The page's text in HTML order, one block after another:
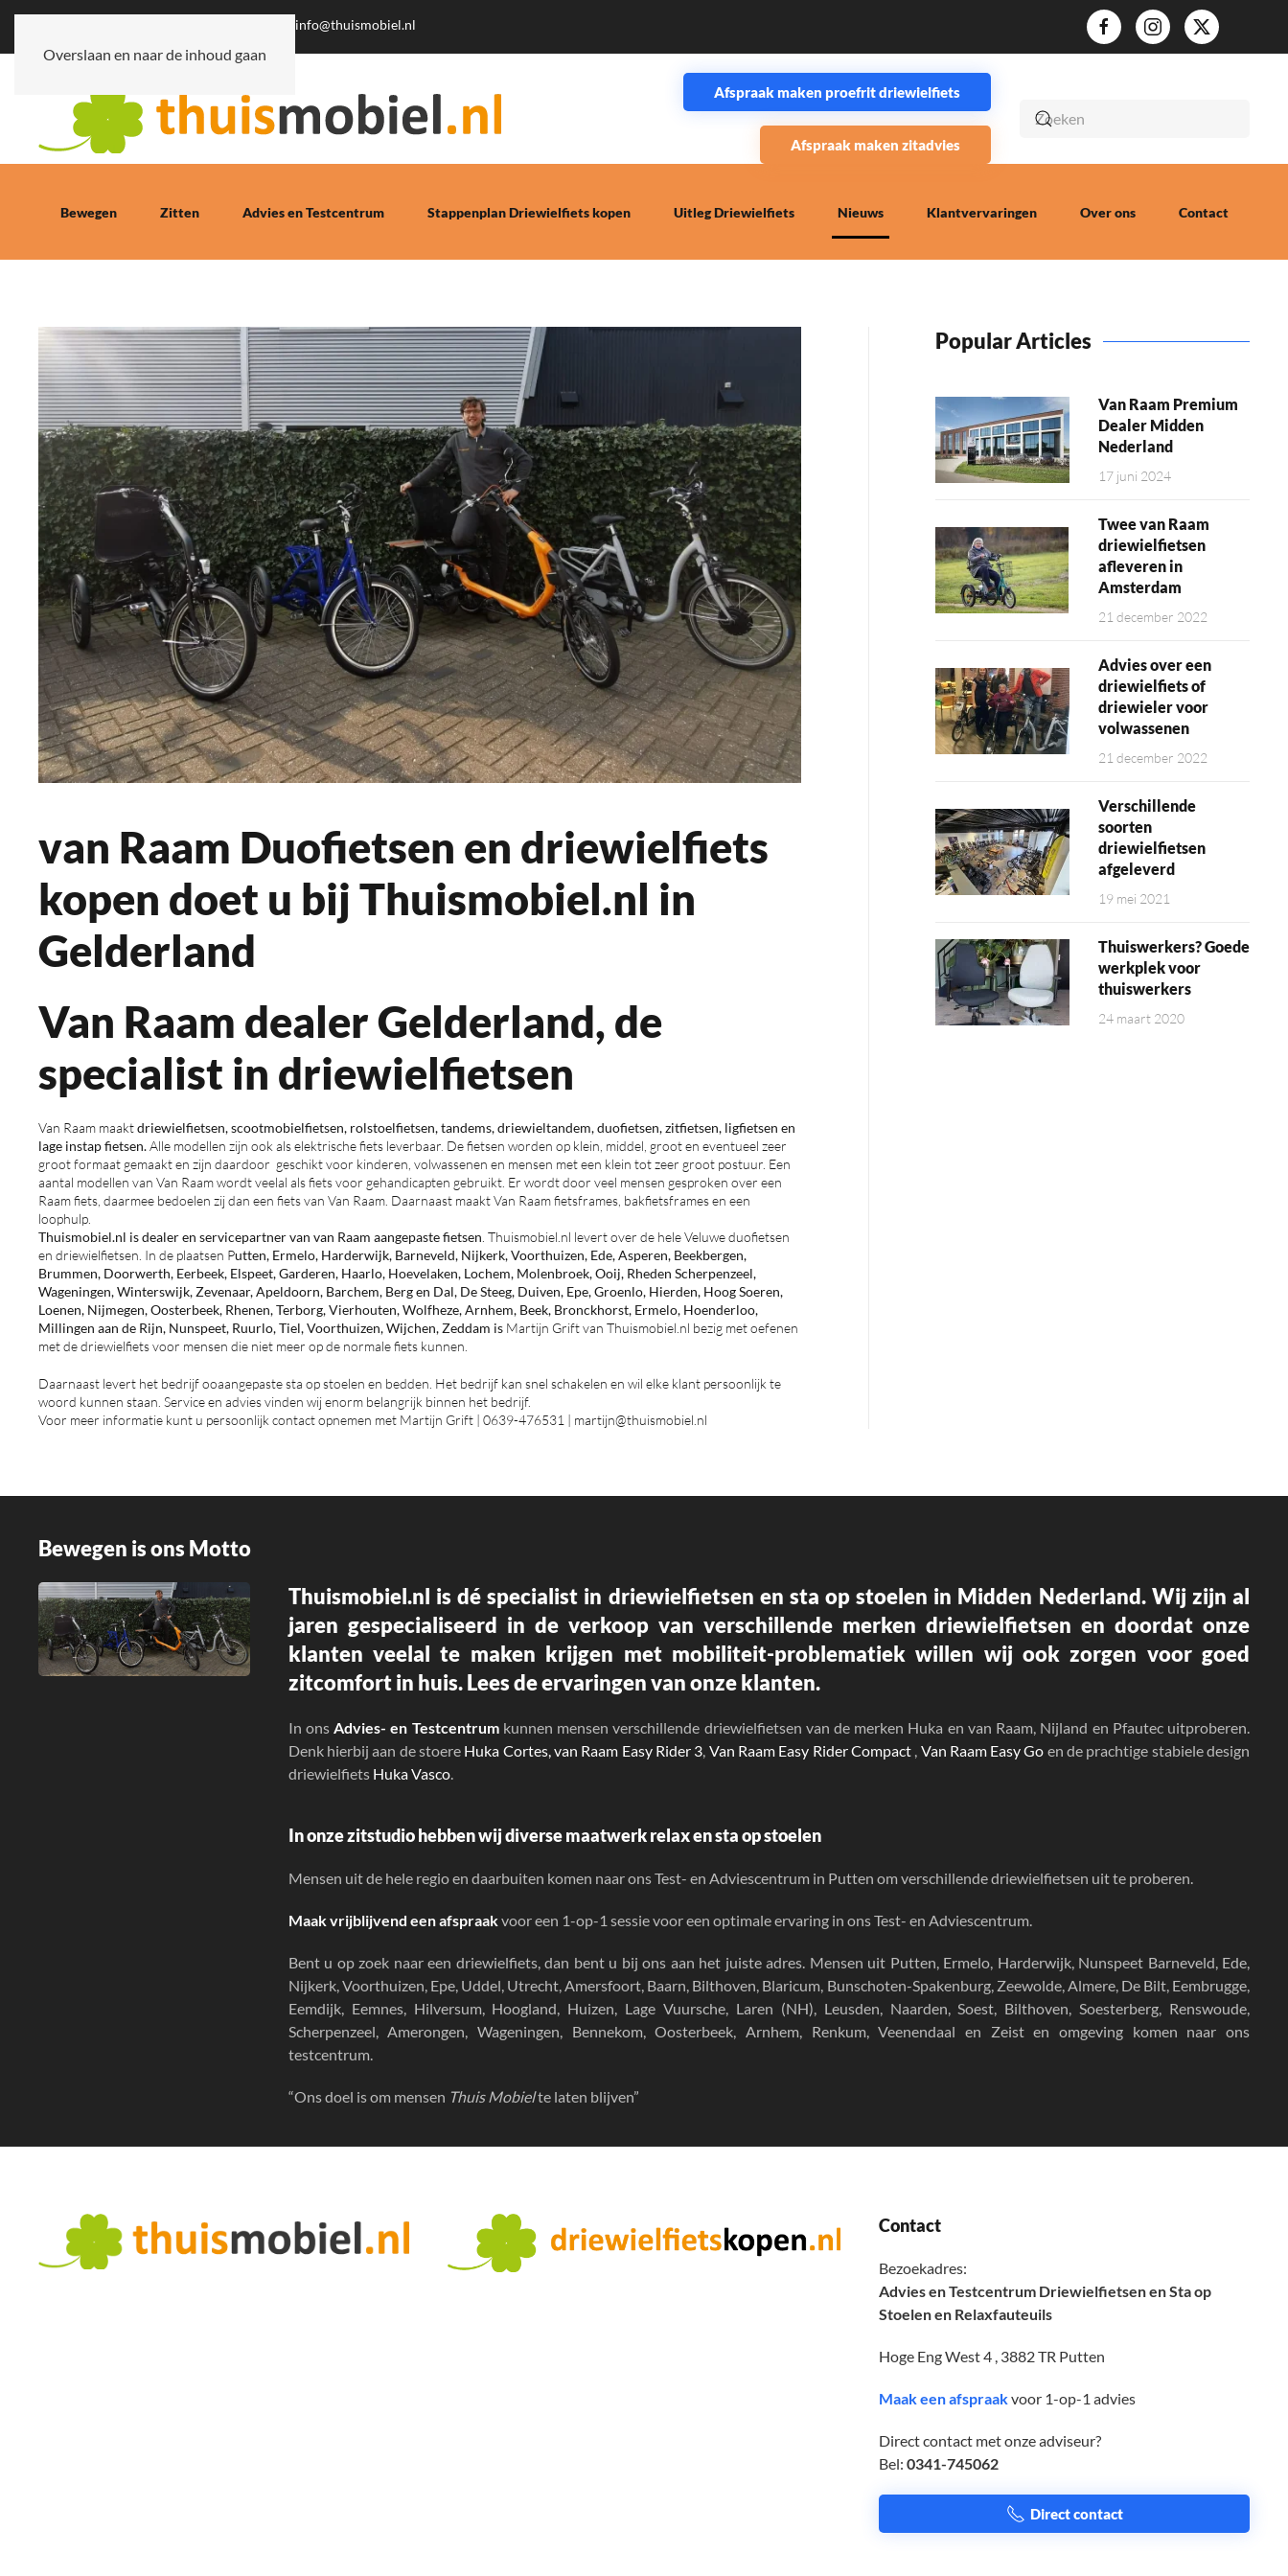
Overslaan en naar de inhoud gaan
info@thuismobiel.nl
Afspraak maken proefrit driewielfiets
Afspraak maken zitadvies
Bewegen Zitten Advies en Testcentrum Stappenplan Driewielfiets kopen Uitleg Driewielfiets Nieuws Klantvervaringen Over ons Contact
van Raam Duofietsen en driewielfiets
kopen doet u bij Thuismobiel.nl in
Gelderland
Van Raam dealer Gelderland, de
specialist in driewielfietsen
Van Raam maaktdriewielfietsen, scootmobielfietsen, rolstoelfietsen, tandems, driewieltandem, duofietsen, zitfietsen, ligfietsen en
lage instap fietsen.Alle modellen zijn ook als elektrische fiets leverbaar. De fietsen worden op klein, middel, groot en eventueel zeer
groot formaat gemaakt en zijn daardoor geschikt voor kinderen, volwassenen en mensen met een klein tot zeer groot postuur. Een
aantal modellen van Van Raam wordt veelal als fiets voor gehandicapten gebruikt. Er wordt door veel mensen gesproken over een
Raam fiets, daarmee bedoelen zij dan een fiets van Van Raam. Daarnaast maakt Van Raam fietsframes, bakfietsframes en een
loophulp.
Thuismobiel.nl is dealer en servicepartner van van Raam aangepaste fietsen . Thuismobiel.nl levert over de hele Veluwe duofietsen
en driewielfietsen. In de plaatsen Putten, Ermelo, Harderwijk, Barneveld, Nijkerk, Voorthuizen, Ede, Asperen, Beekbergen,
Brummen, Doorwerth, Eerbeek, Elspeet, Garderen, Haarlo, Hoevelaken, Lochem, Molenbroek, Ooij, Rheden Scherpenzeel,
Wageningen, Winterswijk, Zevenaar, Apeldoorn, Barchem, Berg en Dal, De Steeg, Duiven, Epe, Groenlo, Hierden, Hoog Soeren,
Loenen, Nijmegen, Oosterbeek, Rhenen, Terborg, Vierhouten, Wolfheze, Arnhem, Beek, Bronckhorst, Ermelo, Hoenderloo,
Millingen aan de Rijn, Nunspeet, Ruurlo, Tiel, Voorthuizen, Wijchen, Zeddam is Martijn Grift van Thuismobiel.nl bezig met oefenen
met de driewielfiets voor mensen die niet meer op de normale fiets kunnen.
Daarnaast levert het bedrijf ooaangepaste sta op stoelen en bedden. Het bedrijf kan snel schakelen en wil elke klant persoonlijk te
woord kunnen staan. Service en advies vinden wij enorm belangrijk binnen het bedrijf.
Voor meer informatie kunt u persoonlijk contact opnemen met Martijn Grift | 0639-476531 | martijn@thuismobiel.nl
Popular Articles
Van Raam Premium
Dealer Midden
Nederland
17 juni 2024
Twee van Raam
driewielfietsen
afleveren in
Amsterdam
21 december 2022
Advies over een
driewielfiets of
driewieler voor
volwassenen
21 december 2022
Verschillende
soorten
driewielfietsen
afgeleverd
19 mei 2021
Thuiswerkers? Goede
werkplek voor
thuiswerkers
24 maart 2020
Bewegen is ons Motto
Thuismobiel.nl is dé specialist in driewielfietsen en sta op stoelen in Midden Nederland.Wij zijn al
jaren gespecialiseerd in de verkoop van verschillende merken driewielfietsen en doordat onze
klanten veelal te maken krijgen met mobiliteit-problematiek willen wij ook zorgen voor goed
zitcomfort in huis.Lees de ervaringenvan onze klanten.
In onsAdvies- en Testcentrumkunnen mensen verschillende driewielfietsen van de merken Huka en van Raam, Nijland en Pfautec uitproberen.
Denk hierbij aan de stoere Huka Cortes,van Raam Easy Rider 3, Van Raam Easy Rider Compact, Van Raam Easy Go en de prachtige stabiele design
driewielfiets Huka Vasco.
In onzezitstudiohebben wij diverse maatwerk relax en sta op stoelen
Mensen uit de hele regio en daarbuiten komen naar ons Test- en Adviescentrum in Putten om verschillende driewielfietsen uit te proberen.
Maak vrijblijvend een afspraakvoor een 1-op-1 sessie voor een optimale ervaring in ons Test- en Adviescentrum.
Bent u op zoek naar een driewielfiets, dan bent u bij ons aan het juiste adres. Mensen uit Putten, Ermelo, Harderwijk, Nunspeet Barneveld, Ede,
Nijkerk, Voorthuizen, Epe, Uddel, Utrecht, Amersfoort, Baarn, Bilthoven, Blaricum, Bunschoten-Spakenburg, Zeewolde, Almere, De Bilt, Eembrugge,
Eemdijk, Eemnes, Hilversum, Hoogland, Huizen, Lage Vuursche, Laren (NH), Leusden, Naarden, Soest, Bilthoven, Soesterberg, Renswoude,
Scherpenzeel, Amerongen, Wageningen, Bennekom, Oosterbeek, Arnhem, Renkum, Veenendaal en Zeist en omgeving komen naar ons
testcentrum.
“Ons doel is om mensen Thuis Mobielte laten blijven”
Contact
Bezoekadres:
Advies en Testcentrum Driewielfietsen en Sta op
Stoelen en Relaxfauteuils
Hoge Eng West 4 , 3882 TR Putten
Maak een afspraakvoor 1-op-1 advies
Direct contact met onze adviseur?
Bel: 0341-745062
Direct contact